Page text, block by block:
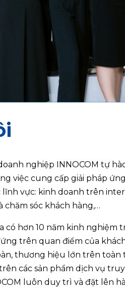
nghiệp INNOCOM tự
việc cung cấp giải pháp
lĩnh vực: kinh doanh trên
chăm sóc khách hàng,…
có hơn 10 năm kinh nghiệm
trên quan điểm của
thương hiệu lớn trên toàn
các sản phẩm dịch vụ
luôn duy trì và đặt lên